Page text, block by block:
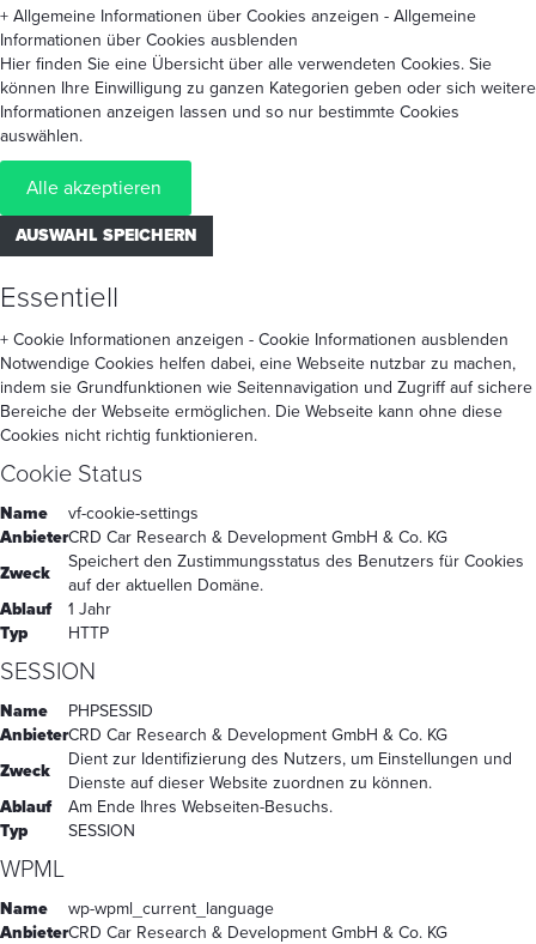
+ Allgemeine Informationen über Cookies anzeigen - Allgemeine
Informationen über Cookies ausblenden
Hier finden Sie eine Übersicht über alle verwendeten Cookies. Sie
können Ihre Einwilligung zu ganzen Kategorien geben oder sich weitere
Informationen anzeigen lassen und so nur bestimmte Cookies
auswählen.
Alle akzeptieren
AUSWAHL SPEICHERN
Essentiell
+ Cookie Informationen anzeigen - Cookie Informationen ausblenden
Notwendige Cookies helfen dabei, eine Webseite nutzbar zu machen,
indem sie Grundfunktionen wie Seitennavigation und Zugriff auf sichere
Bereiche der Webseite ermöglichen. Die Webseite kann ohne diese
Cookies nicht richtig funktionieren.
Cookie Status
Name
vf-cookie-settings
AnbieterCRD Car Research & Development GmbH & Co. KG
Zweck
Speichert den Zustimmungsstatus des Benutzers für Cookies
auf der aktuellen Domäne.
Ablauf
1 Jahr
Typ
HTTP
SESSION
Name
PHPSESSID
AnbieterCRD Car Research & Development GmbH & Co. KG
Zweck
Dient zur Identifizierung des Nutzers, um Einstellungen und
Dienste auf dieser Website zuordnen zu können.
Ablauf
Am Ende Ihres Webseiten-Besuchs.
Typ
SESSION
WPML
Name
wp-wpml_current_language
AnbieterCRD Car Research & Development GmbH & Co. KG